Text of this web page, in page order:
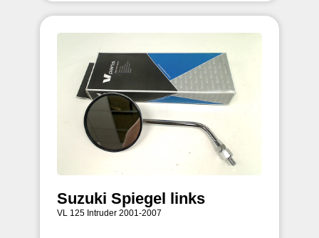
Suzuki Spiegel links
VL 125 Intruder 2001-2007